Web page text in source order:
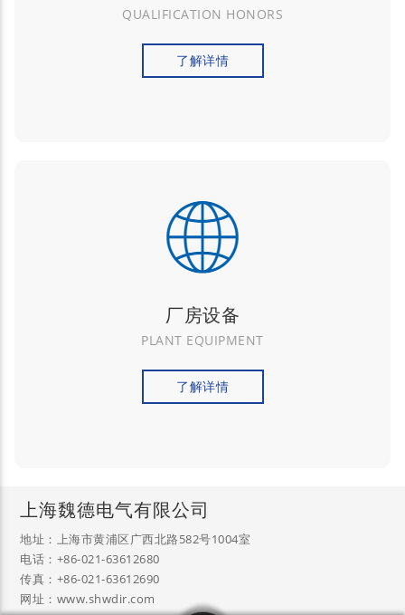
QUALIFICATION HONORS
了解详情
厂房设备
PLANT EQUIPMENT
了解详情
上海魏德电气有限公司
地址：上海市黄浦区广西北路582号1004室
电话：+86-021-63612680
传真：+86-021-63612690
网址：www.shwdir.com